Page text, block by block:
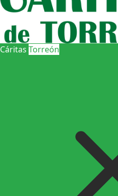
Cáritas Torreón